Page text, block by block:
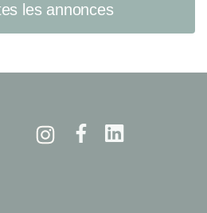
les annonces
InstagramFacebook